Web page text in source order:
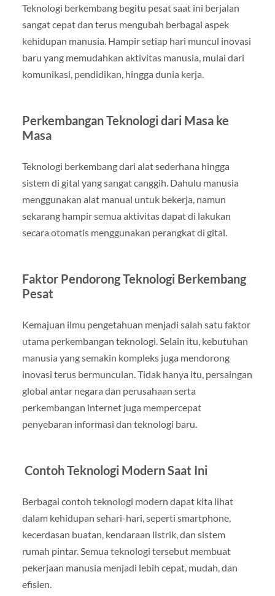
Teknologi berkembang begitu pesat saat ini berjalan
sangat cepat dan terus mengubah berbagai aspek
kehidupan manusia. Hampir setiap hari muncul inovasi
baru yang memudahkan aktivitas manusia, mulai dari
komunikasi, pendidikan, hingga dunia kerja.
Perkembangan Teknologi dari Masa ke
Masa
Teknologi berkembang dari alat sederhana hingga
sistem di gital yang sangat canggih. Dahulu manusia
menggunakan alat manual untuk bekerja, namun
sekarang hampir semua aktivitas dapat di lakukan
secara otomatis menggunakan perangkat di gital.
Faktor Pendorong Teknologi Berkembang
Pesat
Kemajuan ilmu pengetahuan menjadi salah satu faktor
utama perkembangan teknologi. Selain itu, kebutuhan
manusia yang semakin kompleks juga mendorong
inovasi terus bermunculan. Tidak hanya itu, persaingan
global antar negara dan perusahaan serta
perkembangan internet juga mempercepat
penyebaran informasi dan teknologi baru.
Contoh Teknologi Modern Saat Ini
Berbagai contoh teknologi modern dapat kita lihat
dalam kehidupan sehari-hari, seperti smartphone,
kecerdasan buatan, kendaraan listrik, dan sistem
rumah pintar. Semua teknologi tersebut membuat
pekerjaan manusia menjadi lebih cepat, mudah, dan
efisien.